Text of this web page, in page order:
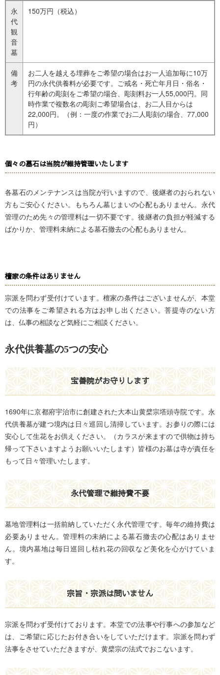
永
代
観
音
墓
150万円 （税込）
備
考
お二人を越える埋葬をご希望の場合はお一人追加毎に10万
円の永代供養料が必要です。 ご戒名・死亡年月日・俗名・
行年齢の彫刻をご希望の場合、彫刻料お一人55,000円。 同
時作業で複数名の彫刻ご希望場合は、お二人目からは
22,000円。
（例：一度の作業でお二人彫刻の場合、77,000
円）
個々の墓石は当院が維持管理いたします
各墓石のメンテナンスは当院が行いますので、後継者のおられない
方もご安心ください。もちろん墓じまいの心配もありません。永代
管理のため先々の管理料は一切不要です。後継者の負担が軽減する
ばかりか、管理料未納による墓石撤去の心配もありません。
檀家の条件はありません
宗派を問わず受付けています。檀家の条件はございませんが、本堂
での法事をご希望される方はお申し出ください。菩提寺のない方
は、仏事の相談など気軽にご相談ください。
永代供養墓の5つの安心
宝善院がお守りします
1690年に京都府宇治市に創建された大本山黄檗宗塔頭寺院です。永
代供養墓が建つ境内は日々巡回し清掃しています。お参りの際には
安心して生花をお供えください。（カラスが来ますので供物は持ち
帰って下さいますようお願いいたします）皆様のお墓は寺が責任を
もって日々管理いたします。
永代管理で維持費不要
墓地管理料は一括前納していただく永代管理です。毎年の維持費は
必要ありません。管理料の未納による墓石撤去の心配はありませ
ん。境内墓地は毎日巡回し枯れ花の回収など美化を心がけていま
す。
宗旨・宗派は問いません
宗派を問わず受付けております。本堂での法事や行事への参加など
は、ご希望に応じたお付き合いをしていただけます。宗派を問わず
法事をさせていただきますが、黄檗宗の法式でおこないます。